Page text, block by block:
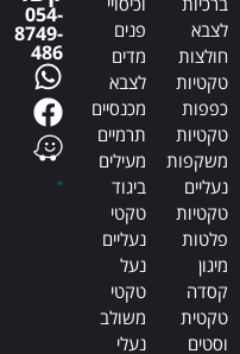
לצבא
חולצות
טקטיות
כפפות
טקטיות
משקפות
נעליים
טקטיות
פלטות
מיגון
קסדה
טקטית
וסטים
פנים
מדים
לצבא
מכנסיים
תרמיים
מעילים
ביגוד
טקטי
נעליים
נעל
טקטי
משולב
נעלי
054-
8749-
486